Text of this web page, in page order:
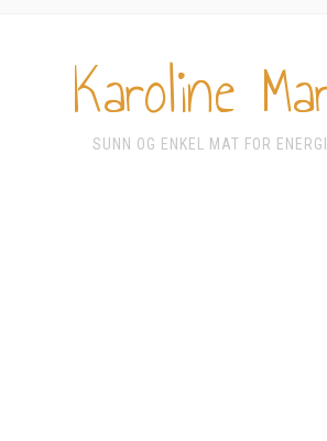
Karoline
SUNN OG ENKEL MAT FOR